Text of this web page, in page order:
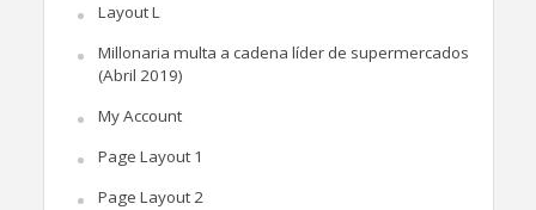
Layout L
Millonaria multa a cadena líder de supermercados
(Abril 2019)
My Account
Page Layout 1
Page Layout 2